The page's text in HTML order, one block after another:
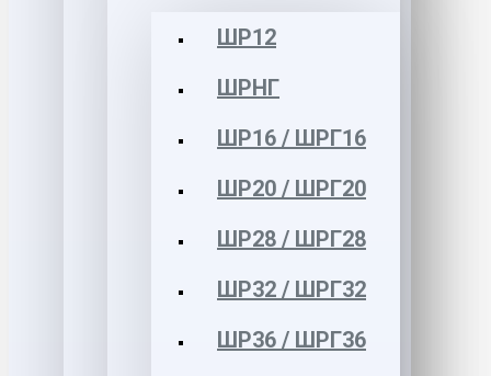
ШР12
ШРНГ
ШР16 / ШРГ16
ШР20 / ШРГ20
ШР28 / ШРГ28
ШР32 / ШРГ32
ШР36 / ШРГ36